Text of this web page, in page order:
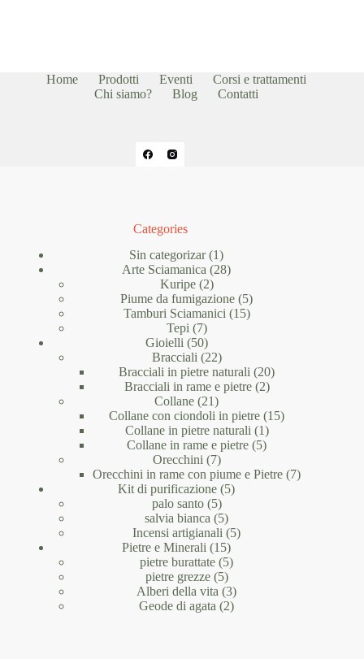
Home Prodotti Eventi
Corsi e trattamenti
Chi siamo?
Blog Contatti
Categories
Sin categorizar 11
prodotto
Arte Sciamanica 2828
Kuripe 22
prodotti
Piume da fumigazione 55
prodotti
Tamburi Sciamanici 1515
Tepi 77
prodotti
Gioielli 5050
prodotti
Bracciali 2222
prodotti
Bracciali in pietre naturali 2020
Bracciali in rame e pietre 22
Collane 2121
prodotti
Collane con ciondoli in pietre 1515
Collane in pietre naturali 11
prodotto
Collane in rame e pietre 55
Orecchini 77
prodotti
Orecchini in rame con piume e Pietre 77
Kit di purificazione 55
palo santo 55
prodotti
salvia bianca 55
prodotti
Incensi artigianali 55
Pietre e Minerali 1515
prodotti
pietre burattate 55
pietre grezze 55
prodotti
Alberi della vita 33
prodotti
Geode di agata 22